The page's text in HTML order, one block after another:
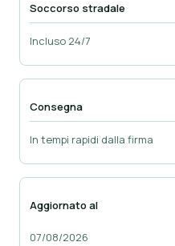
Soccorso stradale
Incluso 24/7
Consegna
In tempi rapidi dalla firma
Aggiornato al
07/08/2026